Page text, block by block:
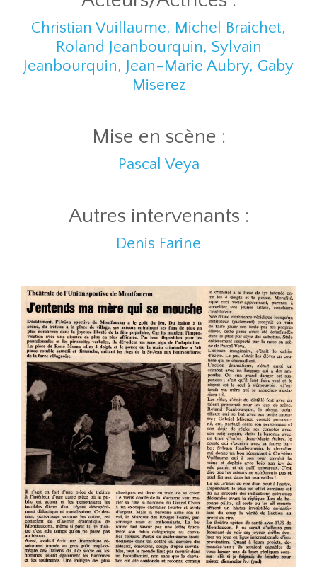
Christian Vuillaume, Michel Braichet,
Roland Jeanbourquin, Sylvain
Jeanbourquin, Jean-Marie Aubry, Gaby
Miserez
Mise en scène :
Pascal Veya
Autres intervenants :
Denis Farine